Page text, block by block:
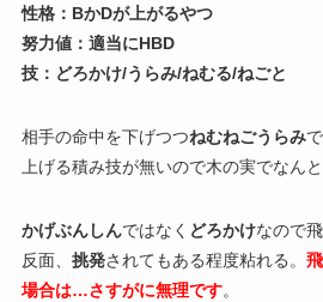
性格：BかDが上がるやつ
努力値：適当にHBD
技：どろかけ/うらみ/ねむる/ねごと
相手の命中を下げつつねむねごうらみ
上げる積み技が無いので木の実でなんと
かげぶんしんではなく どろかけなので
反面、 挑発されてもある程度粘れる。
場合は…さすがに無理です。